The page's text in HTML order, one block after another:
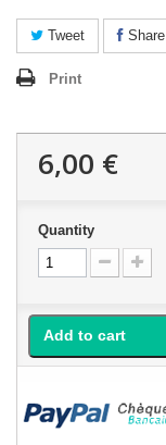
Tweet Share
Print
6,00 €
Quantity
Add to cart